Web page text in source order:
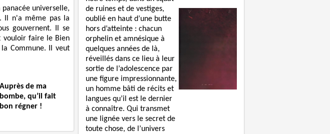
universelle,
. Il n'a même pas la
gouvernent. Il se
vouloir faire le Bien
Commune. Il veut
Auprès de ma
bombe, qu’il fait
bon régner !
de ruines et de vestiges,
oublié en haut d’une butte
hors d’atteinte : chacun
orphelin et amnésique à
quelques années de là,
réveillés dans ce lieu à leur
sortie de l’adolescence par
une figure impressionnante,
un homme bâti de récits et
langues qu’il est le dernier
à connaître. Qui transmet
une lignée vers le secret de
toute chose, de l’univers